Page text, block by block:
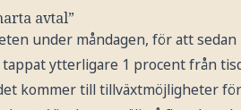
avtal”
under måndagen, för att sedan
ytterligare 1 procent från
kommer till tillväxtmöjligheter